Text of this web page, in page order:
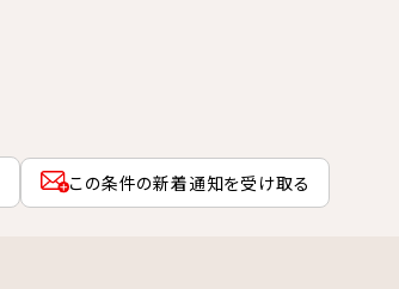
この条件の新着通知を受け取る